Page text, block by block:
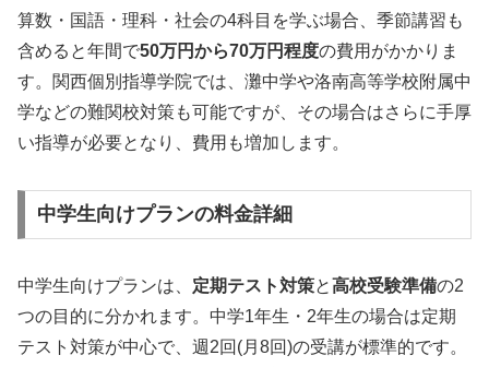
算数・国語・理科・社会の4科目を学ぶ場合、季節講習も
含めると年間で50万円から70万円程度の費用がかかりま
す。関西個別指導学院では、灘中学や洛南高等学校附属中
学などの難関校対策も可能ですが、その場合はさらに手厚
い指導が必要となり、費用も増加します。
中学生向けプランの料金詳細
中学生向けプランは、 定期テスト対策と高校受験準備の2
つの目的に分かれます。中学1年生・2年生の場合は定期
テスト対策が中心で、週2回(月8回)の受講が標準的です。